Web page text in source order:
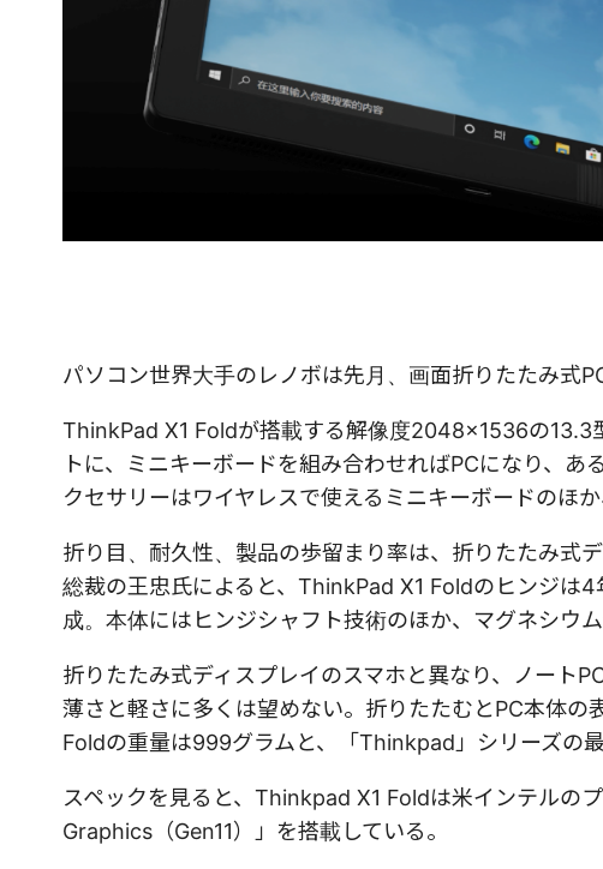
パソコン世界大手のレノボは先月、画面折りたたみ式
ThinkPad X1 Foldが搭載する解像度2048×1536の13.3
トに、ミニキーボードを組み合わせればPCになり、
クセサリーはワイヤレスで使えるミニキーボードのほ
折り目、耐久性、製品の歩留まり率は、折りたたみ式
総裁の王忠氏によると、ThinkPad X1 Foldのヒンジは
成。本体にはヒンジシャフト技術のほか、マグネシウ
折りたたみ式ディスプレイのスマホと異なり、ノート
薄さと軽さに多くは望めない。折りたたむとPC本体
Foldの重量は999グラムと、「Thinkpad」シリーズの
スペックを見ると、Thinkpad X1 Foldは米インテルの
Graphics（Gen11）」を搭載している。